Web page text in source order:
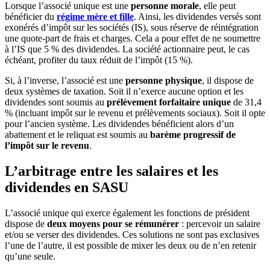
Lorsque l’associé unique est une personne morale, elle peut
bénéficier du régime mère et fille. Ainsi, les dividendes versés sont
exonérés d’impôt sur les sociétés (IS), sous réserve de réintégration
une quote-part de frais et charges. Cela a pour effet de ne soumettre
à l’IS que 5 % des dividendes. La société actionnaire peut, le cas
échéant, profiter du taux réduit de l’impôt (15 %).
Si, à l’inverse, l’associé est une personne physique, il dispose de
deux systèmes de taxation. Soit il n’exerce aucune option et les
dividendes sont soumis au prélèvement forfaitaire unique de 31,4
% (incluant impôt sur le revenu et prélèvements sociaux). Soit il opte
pour l’ancien système. Les dividendes bénéficient alors d’un
abattement et le reliquat est soumis au barème progressif de
l’impôt sur le revenu.
L’arbitrage entre les salaires et les
dividendes en SASU
L’associé unique qui exerce également les fonctions de président
dispose de deux moyens pour se rémunérer : percevoir un salaire
et/ou se verser des dividendes. Ces solutions ne sont pas exclusives
l’une de l’autre, il est possible de mixer les deux ou de n’en retenir
qu’une seule.